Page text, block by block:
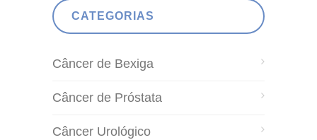
CATEGORIAS
Câncer de Bexiga
Câncer de Próstata
Câncer Urológico